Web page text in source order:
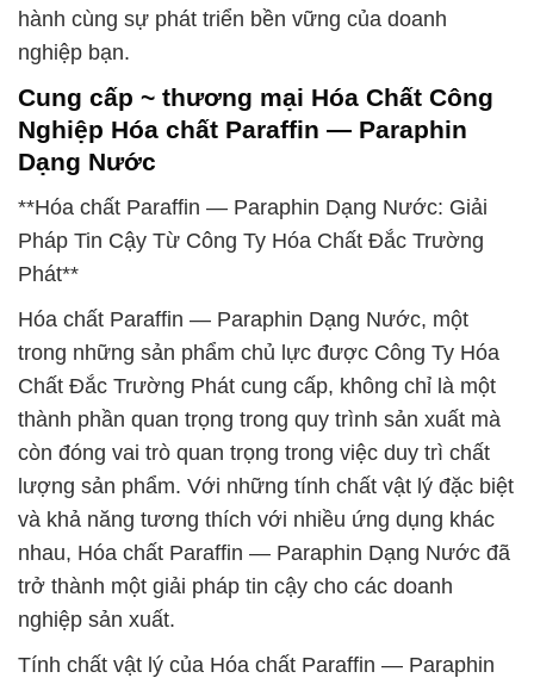
hành cùng sự phát triển bền vững của doanh
nghiệp bạn.
Cung cấp ~ thương mại Hóa Chất Công
Nghiệp Hóa chất Paraffin — Paraphin
Dạng Nước
**Hóa chất Paraffin — Paraphin Dạng Nước: Giải
Pháp Tin Cậy Từ Công Ty Hóa Chất Đắc Trường
Phát**
Hóa chất Paraffin — Paraphin Dạng Nước, một
trong những sản phẩm chủ lực được Công Ty Hóa
Chất Đắc Trường Phát cung cấp, không chỉ là một
thành phần quan trọng trong quy trình sản xuất mà
còn đóng vai trò quan trọng trong việc duy trì chất
lượng sản phẩm. Với những tính chất vật lý đặc biệt
và khả năng tương thích với nhiều ứng dụng khác
nhau, Hóa chất Paraffin — Paraphin Dạng Nước đã
trở thành một giải pháp tin cậy cho các doanh
nghiệp sản xuất.
Tính chất vật lý của Hóa chất Paraffin — Paraphin